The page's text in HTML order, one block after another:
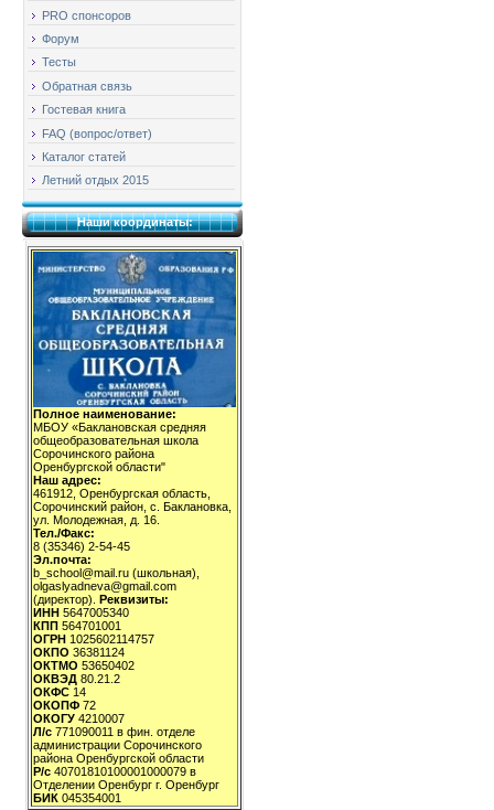
PRO спонсоров
Форум
Тесты
Обратная связь
Гостевая книга
FAQ (вопрос/ответ)
Каталог статей
Летний отдых 2015
Наши координаты:
Полное наименование:
МБОУ «Баклановская средняя
общеобразовательная школа
Сорочинского района
Оренбургской области"
Наш адрес:
461912, Оренбургская область,
Сорочинский район, с. Баклановка,
ул. Молодежная, д. 16.
Тел./Факс:
8 (35346) 2-54-45
Эл.почта:
b_school@mail.ru (школьная),
olgaslyadneva@gmail.com
(директор). Реквизиты:
ИНН 5647005340
КПП 564701001
ОГРН 1025602114757
ОКПО 36381124
ОКТМО 53650402
ОКВЭД 80.21.2
ОКФС 14
ОКОПФ 72
ОКОГУ 4210007
Л/с 771090011 в фин. отделе
администрации Сорочинского
района Оренбургской области
Р/с 40701810100001000079 в
Отделении Оренбург г. Оренбург
БИК 045354001